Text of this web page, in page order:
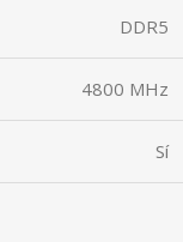
DDR5
4800 MHz
Sí